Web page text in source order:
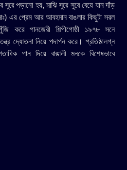
সুরে পড়ানো হয়, মাঝি সুরে সুরে বেয়ে যান দাঁড়
এর প্রেম আর আবহমান বাঙলার কিছুটা সরল
করে পানজেরী শিল্পীগোষ্ঠী ১৯৭৮ সনে
দ্যোতনা নিয়ে পদার্পন করে। প্রতিষ্ঠালগ্ন
গান দিয়ে বাঙালী মনকে বিশেষভাবে